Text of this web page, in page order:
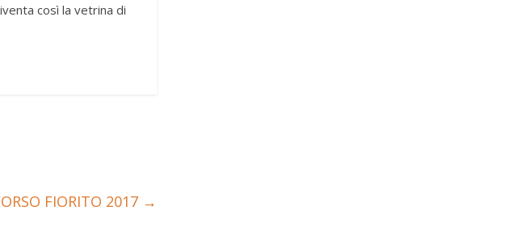
così la vetrina di
FIORITO 2017 →